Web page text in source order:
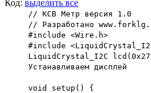
Код: выделить все
// КСВ Метр версия 1.0
// Разработано
#include <Wire.h>
#include
LiquidCrystal_I2C
Устанавливаем дисплей
void setup() {